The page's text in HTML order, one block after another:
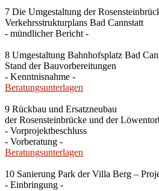
7 Die Umgestaltung der
Verkehrsstrukturplans Bad Cannstatt
- mündlicher Bericht -
8 Umgestaltung Bahnhofsplatz Bad
Stand der Bauvorbereitungen
- Kenntnisnahme -
Beratungsunterlagen
9 Rückbau und Ersatzneubau
der Rosensteinbrücke und der
- Vorprojektbeschluss
- Vorberatung -
Beratungsunterlagen
10 Sanierung Park der Villa Berg –
- Einbringung -